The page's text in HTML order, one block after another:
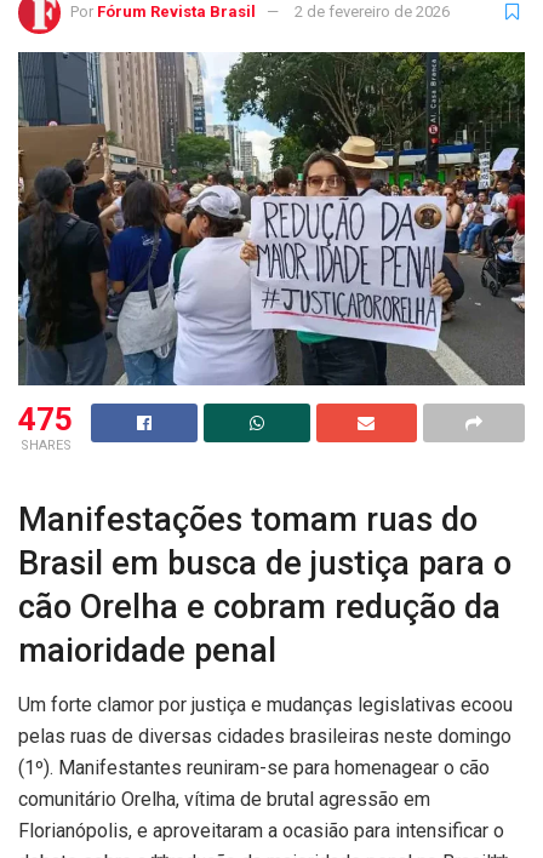
Por Fórum Revista Brasil 2 de fevereiro de 2026
475
SHARES
Manifestações tomam ruas do
Brasil em busca de justiça para o
cão Orelha e cobram redução da
maioridade penal
Um forte clamor por justiça e mudanças legislativas ecoou
pelas ruas de diversas cidades brasileiras neste domingo
(1º). Manifestantes reuniram-se para homenagear o cão
comunitário Orelha, vítima de brutal agressão em
Florianópolis, e aproveitaram a ocasião para intensificar o